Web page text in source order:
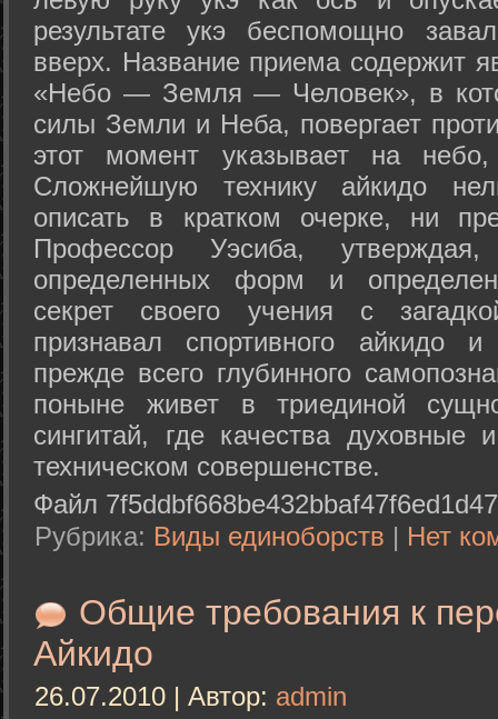
результате укэ беспомощно
вверх. Название приема содержит
«Небо — Земля — Человек», в
силы Земли и Неба, повергает
этот момент указывает на
Сложнейшую технику айкидо
описать в кратком очерке, ни
Профессор Уэсиба,
определенных форм и
секрет своего учения с
признавал спортивного айкидо
прежде всего глубинного
поныне живет в триединой
сингитай, где качества духовные
техническом совершенстве.
Файл
Рубрика: Виды единоборств | Нет
Общие требования к
Айкидо
26.07.2010 | Автор: admin